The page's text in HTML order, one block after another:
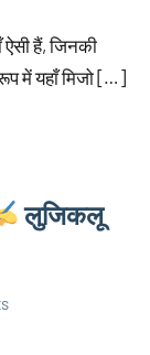
ऐसी हैं, जिनकी
में यहाँ मिजो […]
लुजिकलू